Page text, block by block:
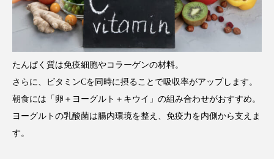
ヘルスケア ヘルスビューティー
ポジショニング ボディケア
マーケティング マイクロスパ
マネジメント むくみ対策 むくみ改善
たんぱく質は免疫細胞やコラーゲンの材料。
さらに、ビタミンCを同時に摂ることで吸収率がアップします。
朝食には「卵＋ヨーグルト＋キウイ」の組み合わせがおすすめ。
ヨーグルトの乳酸菌は腸内環境を整え、免疫力を内側から支えま
す。